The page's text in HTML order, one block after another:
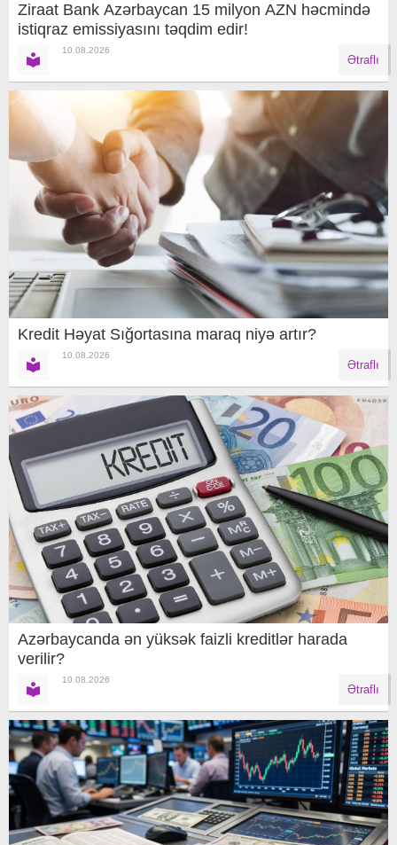
Ziraat Bank Azərbaycan 15 milyon AZN həcmində
istiqraz emissiyasını təqdim edir!
10.08.2026
Ətraflı
Kredit Həyat Sığortasına maraq niyə artır?
10.08.2026
Ətraflı
Azərbaycanda ən yüksək faizli kreditlər harada
verilir?
10.08.2026
Ətraflı